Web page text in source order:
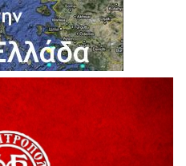
ΣΤΟΝ ΠΡΩΤΕΑ
Συλλόγου Ταξιάρχη προς κ.
Α΄ κλάδου ύδρευσης